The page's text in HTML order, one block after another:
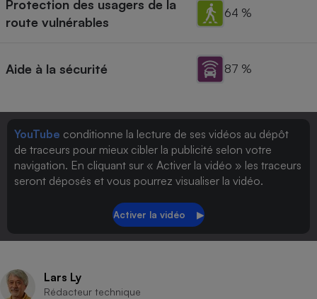
Protection des usagers de la
route vulnérables
64 %
Aide à la sécurité 87 %
YouTube conditionne la lecture de ses vidéos au dépôt
de traceurs pour mieux cibler la publicité selon votre
navigation. En cliquant sur « Activer la vidéo » les traceurs
seront déposés et vous pourrez visualiser la vidéo.
Lars Ly
Rédacteur technique